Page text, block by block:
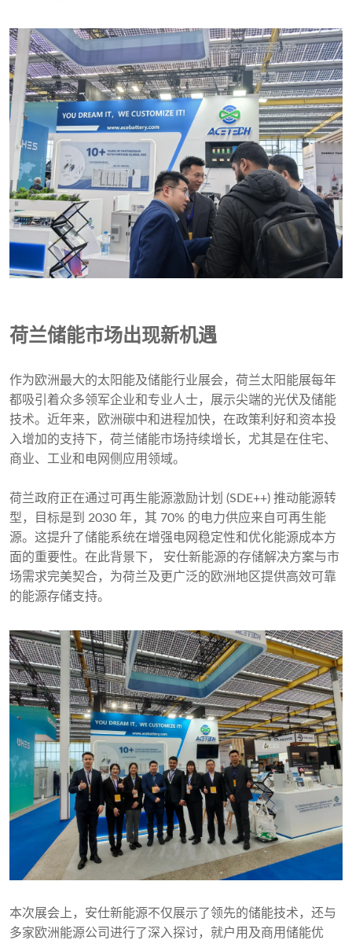
荷兰储能市场出现新机遇
作为欧洲最大的太阳能及储能行业展会，荷兰太阳能展每年
都吸引着众多领军企业和专业人士，展示尖端的光伏及储能
技术。近年来，欧洲碳中和进程加快，在政策利好和资本投
入增加的支持下，荷兰储能市场持续增长，尤其是在住宅、
商业、工业和电网侧应用领域。
荷兰政府正在通过可再生能源激励计划 (SDE++) 推动能源转
型，目标是到 2030 年，其 70% 的电力供应来自可再生能
源。这提升了储能系统在增强电网稳定性和优化能源成本方
面的重要性。在此背景下， 安仕新能源的存储解决方案与市
场需求完美契合，为荷兰及更广泛的欧洲地区提供高效可靠
的能源存储支持。
本次展会上，安仕新能源不仅展示了领先的储能技术，还与
多家欧洲能源公司进行了深入探讨，就户用及商用储能优